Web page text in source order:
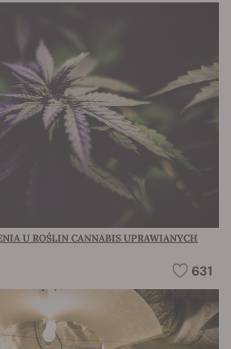
U ROŚLIN CANNABIS UPRAWIANYCH
631